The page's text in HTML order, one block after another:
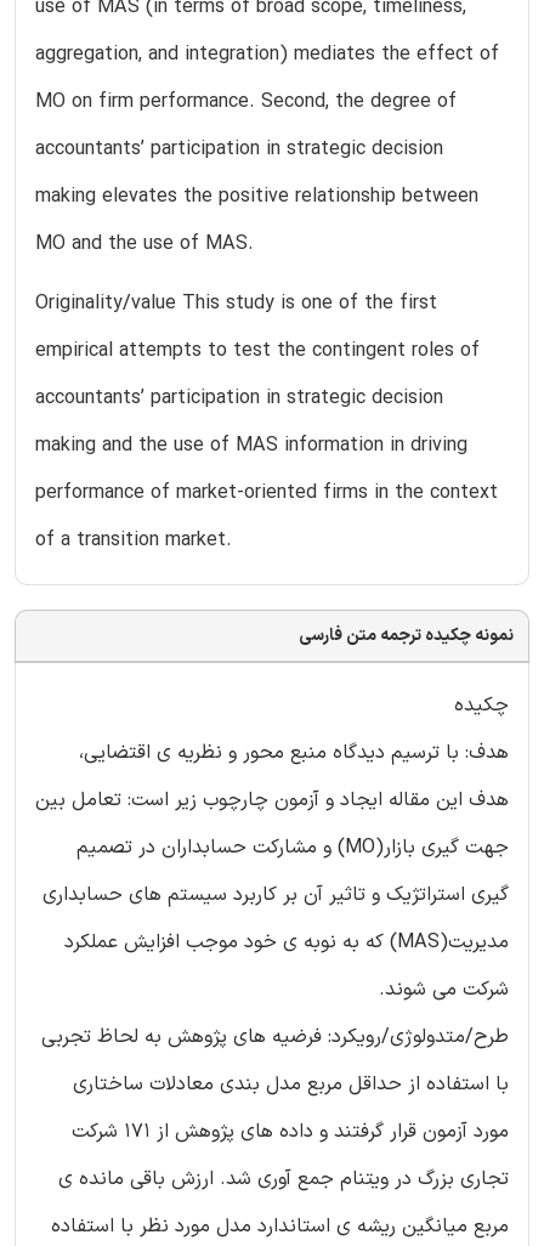
use of MAS (in terms of broad scope, timeliness,
aggregation, and integration) mediates the effect of
MO on firm performance. Second, the degree of
accountants’ participation in strategic decision
making elevates the positive relationship between
MO and the use of MAS.
Originality/value This study is one of the first
empirical attempts to test the contingent roles of
accountants’ participation in strategic decision
making and the use of MAS information in driving
performance of market-oriented firms in the context
of a transition market.
نمونه چکیده ترجمه متن فارسی
چکیده
هدف: با ترسیم دیدگاه منبع محور و نظریه ی اقتضایی،
هدف این مقاله ایجاد و آزمون چارچوب زیر است: تعامل بین
جهت گیری بازار(MO) و مشارکت حسابداران در تصمیم
گیری استراتژیک و تاثیر آن بر کاربرد سیستم های حسابداری
مدیریت(MAS) که به نوبه ی خود موجب افزایش عملکرد
شرکت می شوند.
طرح/متدولوژی/رویکرد: فرضیه های پژوهش به لحاظ تجربی
با استفاده از حداقل مربع مدل بندی معادلات ساختاری
مورد آزمون قرار گرفتند و داده های پژوهش از 171 شرکت
تجاری بزرگ در ویتنام جمع آوری شد. ارزش باقی مانده ی
مربع میانگین ریشه ی استاندارد مدل مورد نظر با استفاده